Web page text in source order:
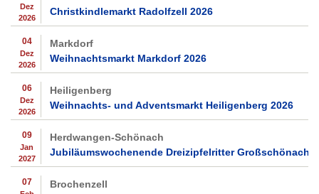
Dez
2026
Christkindlemarkt Radolfzell 2026
04
Dez
2026
Markdorf
Weihnachtsmarkt Markdorf 2026
06
Dez
2026
Heiligenberg
Weihnachts- und Adventsmarkt Heiligenberg 2026
09
Jan
2027
Herdwangen-Schönach
Jubiläumswochenende Dreizipfelritter Großschönach
07
Brochenzell